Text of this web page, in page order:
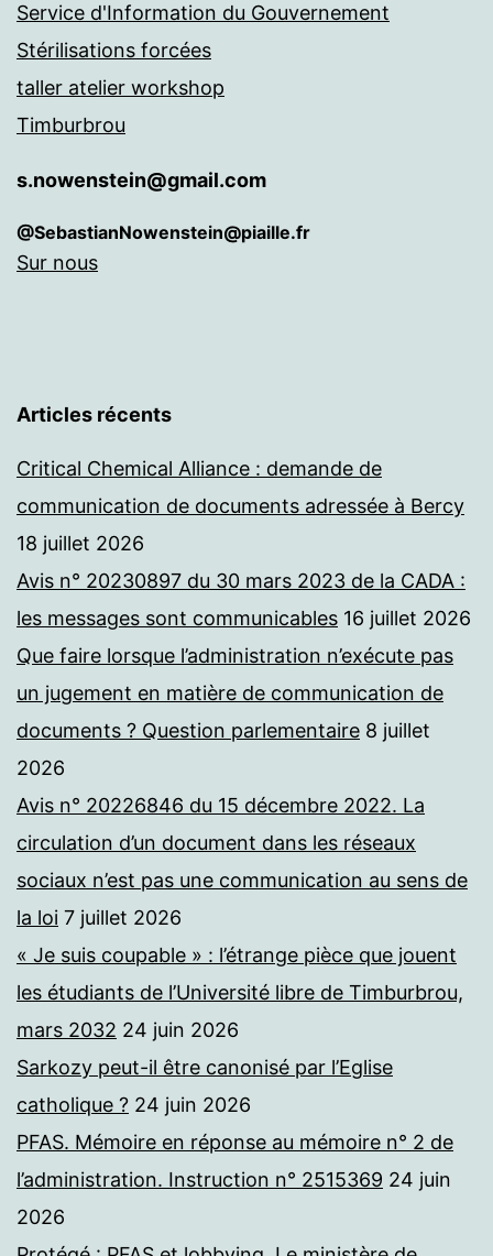
Service d'Information du Gouvernement
Stérilisations forcées
taller atelier workshop
Timburbrou
s.nowenstein@gmail.com
@SebastianNowenstein@piaille.fr
Sur nous
Articles récents
Critical Chemical Alliance : demande de
communication de documents adressée à Bercy
18 juillet 2026
Avis n° 20230897 du 30 mars 2023 de la CADA :
les messages sont communicables 16 juillet 2026
Que faire lorsque l’administration n’exécute pas
un jugement en matière de communication de
documents ? Question parlementaire 8 juillet
2026
Avis n° 20226846 du 15 décembre 2022. La
circulation d’un document dans les réseaux
sociaux n’est pas une communication au sens de
la loi 7 juillet 2026
« Je suis coupable » : l’étrange pièce que jouent
les étudiants de l’Université libre de Timburbrou,
mars 2032 24 juin 2026
Sarkozy peut-il être canonisé par l’Eglise
catholique ? 24 juin 2026
PFAS. Mémoire en réponse au mémoire n° 2 de
l’administration. Instruction n° 2515369 24 juin
2026